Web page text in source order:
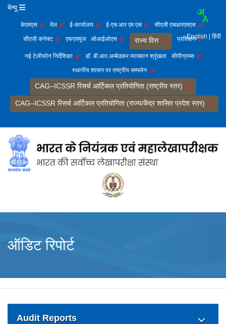
मेन्यू
केएमएस मेल ई-कार्यालय ई-एच आर एम एस
सीएजी एचआरएमएस
सीएजी कनेक्ट
एफएक्यूज ओआईओएस राज्य वित्त प्रशिक्षण
नई टेलीफोन निर्देशिका डॉ. बी.आर.अम्बेडकर व्याख्यान श्रृंखला
सीपीग्राम्स
स्थानीय शासन पर राष्ट्रीय सम्मलेन
CAG–ICSSR रिसर्च आर्टिकल प्रतियोगिता (राष्ट्रीय स्तर)
CAG–ICSSR रिसर्च आर्टिकल प्रतियोगिता (राज्य/केंद्र शासित प्रदेश स्तर)
English | हिंदी
ऑडिट रिपोर्ट
Audit Reports